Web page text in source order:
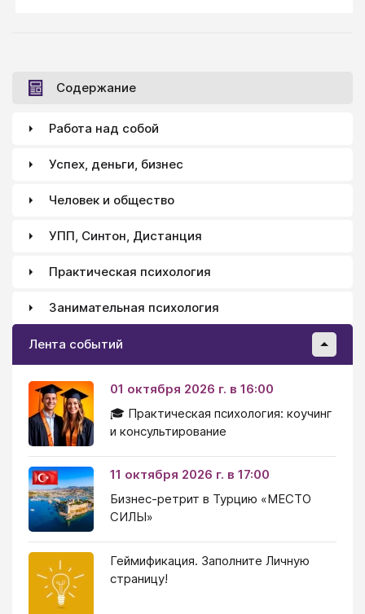
Содержание
Работа над собой
Успех, деньги, бизнес
Человек и общество
УПП, Синтон, Дистанция
Практическая психология
Занимательная психология
Лента событий
01 октября 2026 г. в 16:00
🎓 Практическая психология: коучинг
и консультирование
11 октября 2026 г. в 17:00
Бизнес-ретрит в Турцию «МЕСТО
СИЛЫ»
Геймификация. Заполните Личную
страницу!